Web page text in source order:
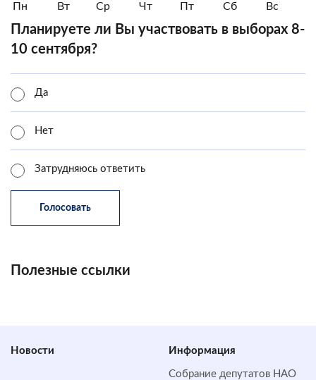
Пн Вт Ср Чт Пт Сб Вс
Планируете ли Вы участвовать в выборах 8-
10 сентября?
Да
Нет
Затрудняюсь ответить
Полезные ссылки
Новости Информация
Собрание депутатов НАО